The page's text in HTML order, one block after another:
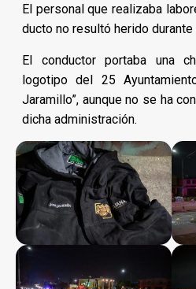
El personal que realizaba
ducto no resultó herido
El conductor portaba una
logotipo del 25
Jaramillo”, aunque no se ha
dicha administración.